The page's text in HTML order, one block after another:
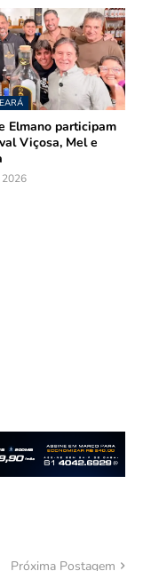
Elmano participam
Viçosa, Mel e
2026
Próxima Postagem